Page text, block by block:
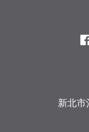
新北市